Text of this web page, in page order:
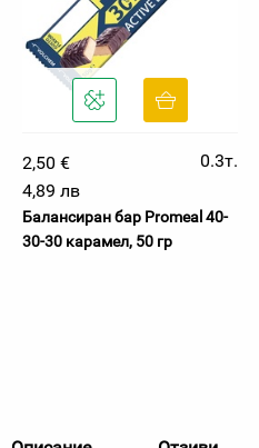
2,50 €
0.3т.
4,89 лв
Балансиран бар Promeal 40-
30-30 карамел, 50 гр